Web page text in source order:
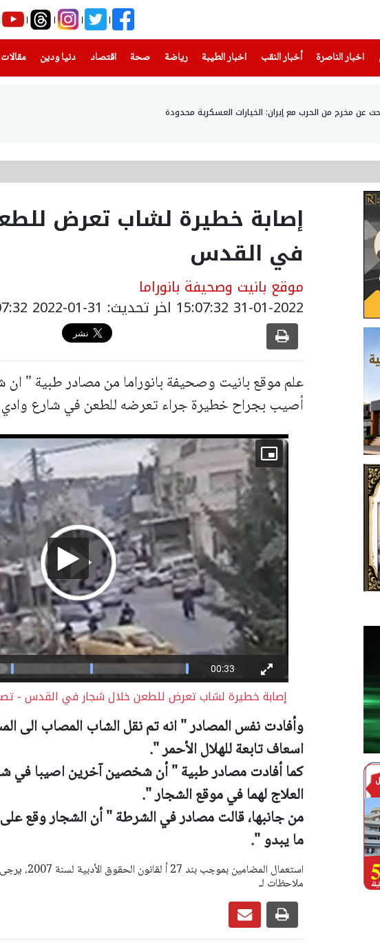
اخبار الناصرة
(current) أخبار النقب اخبار الطيبة(current) رياضة
(current) صحة(current) اقتصاد دنيا ودين
(current) مقالات
الحرب مع إيران: الخيارات العسكرية محدودة
إصابة خطيرة لشاب تعرض
في القدس
موقع بانيت وصحيفة بانوراما
31-01-2022 15:07:32 اخر تحديث: 31-01-2022 17:07:32
علم موقع بانيت وصحيفة بانوراما من مصادر طبية " ان
أصيب بجراح خطيرة جراء تعرضه للطعن في شارع
إصابة خطيرة لشاب تعرض للطعن خلال شجار في القدس -
وأفادت نفس المصادر " انه تم نقل الشاب المصاب الى
اسعاف تابعة للهلال الأحمر ".
كما أفادت مصادر طبية " أن شخصين آخرين اصيبا في
العلاج لهما في موقع الشجار ".
من جانبها، قالت مصادر في الشرطة " أن الشجار وقع
ما يبدو ".
استعمال المضامين بموجب بند 27 أ
ملاحظات لـ